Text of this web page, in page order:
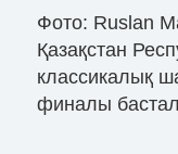
Фото: Ruslan
Қазақстан
классикалық
финалы